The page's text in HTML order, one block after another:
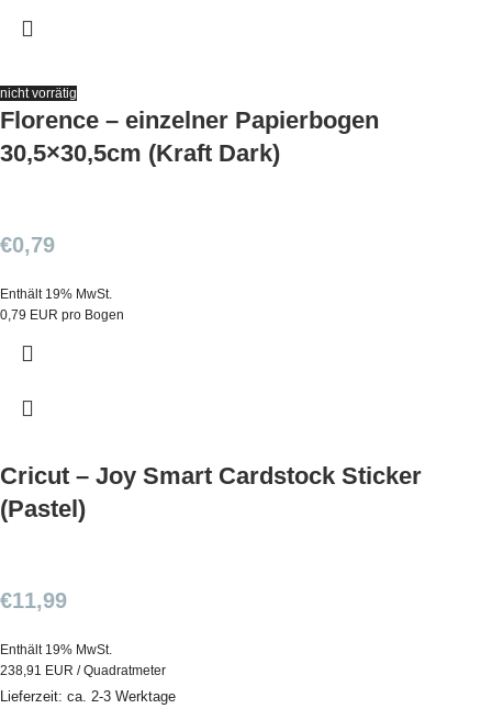
nicht vorrätig
Florence – einzelner Papierbogen
30,5×30,5cm (Kraft Dark)
€0,79
Enthält 19% MwSt.
0,79 EUR pro Bogen
Cricut – Joy Smart Cardstock Sticker
(Pastel)
€11,99
Enthält 19% MwSt.
238,91 EUR / Quadratmeter
Lieferzeit: ca. 2-3 Werktage